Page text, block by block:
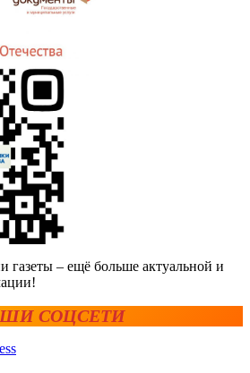
газеты – ещё больше актуальной и
СОЦСЕТИ